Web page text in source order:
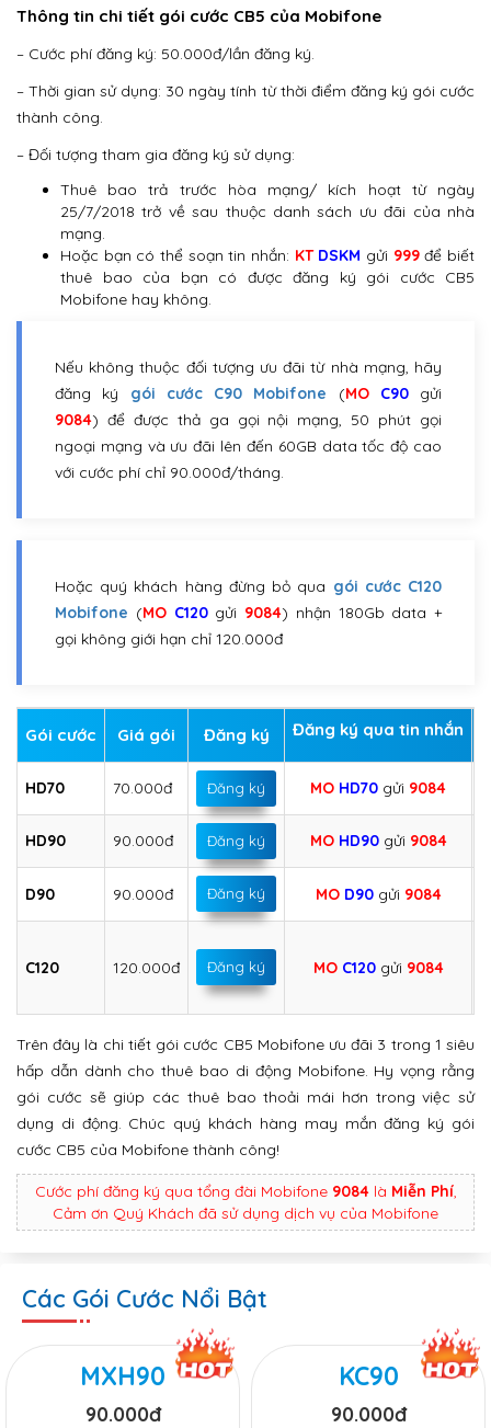
Thông tin chi tiết gói cước CB5 của Mobifone
– Cước phí đăng ký: 50.000đ/lần đăng ký.
– Thời gian sử dụng: 30 ngày tính từ thời điểm đăng ký gói cước
thành công.
– Đối tượng tham gia đăng ký sử dụng:
Thuê bao trả trước hòa mạng/ kích hoạt từ ngày
25/7/2018 trở về sau thuộc danh sách ưu đãi của nhà
mạng.
Hoặc bạn có thể soạn tin nhắn: KT DSKM gửi 999 để biết
thuê bao của bạn có được đăng ký gói cước CB5
Mobifone hay không.
Nếu không thuộc đối tượng ưu đãi từ nhà mạng, hãy
đăng ký gói cước C90 Mobifone (MO C90 gửi
9084) để được thả ga gọi nội mạng, 50 phút gọi
ngoại mạng và ưu đãi lên đến 60GB data tốc độ cao
với cước phí chỉ 90.000đ/tháng.
Hoặc quý khách hàng đừng bỏ qua gói cước C120
Mobifone (MO C120 gửi 9084) nhận 180Gb data +
gọi không giới hạn chỉ 120.000đ
Gói cước Giá gói Đăng ký Đăng ký qua tin nhắn
HD70 70.000đ Đăng ký MO HD70 gửi 9084
HD90 90.000đ Đăng ký MO HD90gửi 9084
D90 90.000đ Đăng ký MO D90gửi 9084
C120 120.000đ Đăng ký MO C120gửi 9084
Trên đây là chi tiết gói cước CB5 Mobifone ưu đãi 3 trong 1 siêu
hấp dẫn dành cho thuê bao di động Mobifone. Hy vọng rằng
gói cước sẽ giúp các thuê bao thoải mái hơn trong việc sử
dụng di động. Chúc quý khách hàng may mắn đăng ký gói
cước CB5 của Mobifone thành công!
Cước phí đăng ký qua tổng đài Mobifone 9084là Miễn Phí,
Cảm ơn Quý Khách đã sử dụng dịch vụ của Mobifone
Các Gói Cước Nổi Bật
MXH90
90.000đ
KC90
90.000đ